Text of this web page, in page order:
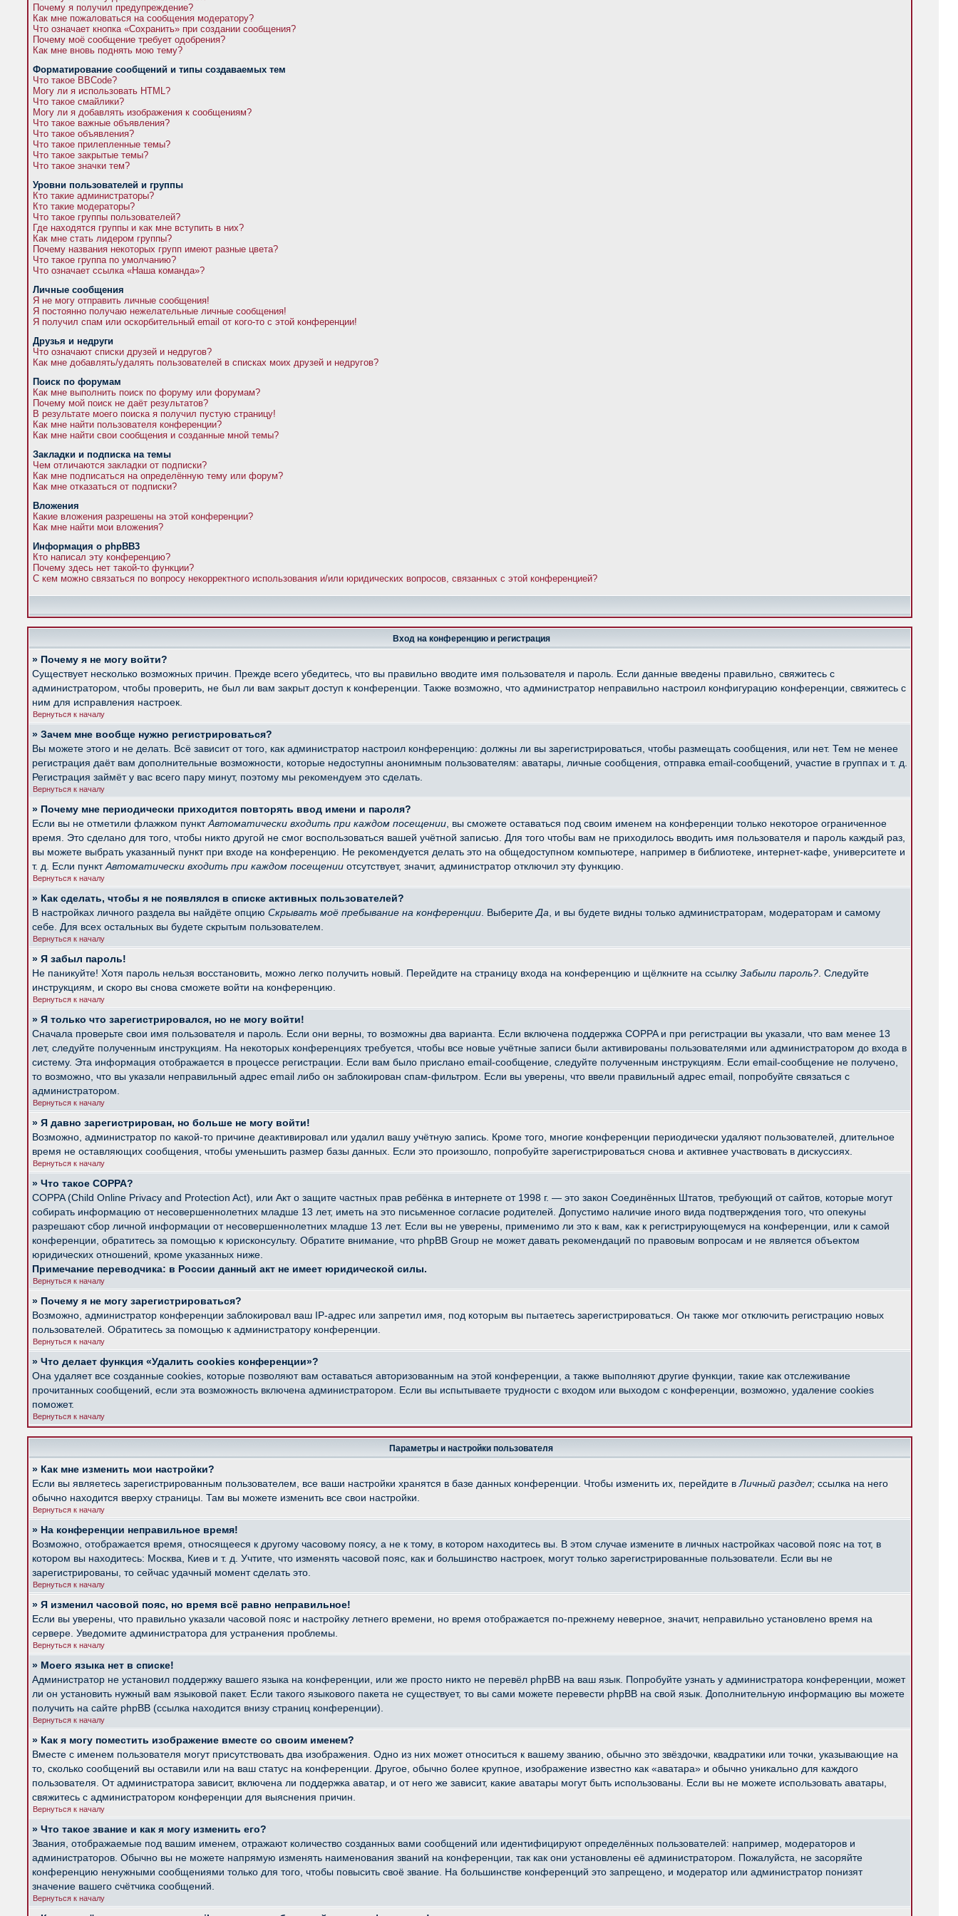
Почему я получил предупреждение?
Как мне пожаловаться на сообщения модератору?
Что означает кнопка «Сохранить» при создании сообщения?
Почему моё сообщение требует одобрения?
Как мне вновь поднять мою тему?
Форматирование сообщений и типы создаваемых тем
Что такое BBCode?
Могу ли я использовать HTML?
Что такое смайлики?
Могу ли я добавлять изображения к сообщениям?
Что такое важные объявления?
Что такое объявления?
Что такое прилепленные темы?
Что такое закрытые темы?
Что такое значки тем?
Уровни пользователей и группы
Кто такие администраторы?
Кто такие модераторы?
Что такое группы пользователей?
Где находятся группы и как мне вступить в них?
Как мне стать лидером группы?
Почему названия некоторых групп имеют разные цвета?
Что такое группа по умолчанию?
Что означает ссылка «Наша команда»?
Личные сообщения
Я не могу отправить личные сообщения!
Я постоянно получаю нежелательные личные сообщения!
Я получил спам или оскорбительный email от кого-то с этой конференции!
Друзья и недруги
Что означают списки друзей и недругов?
Как мне добавлять/удалять пользователей в списках моих друзей и недругов?
Поиск по форумам
Как мне выполнить поиск по форуму или форумам?
Почему мой поиск не даёт результатов?
В результате моего поиска я получил пустую страницу!
Как мне найти пользователя конференции?
Как мне найти свои сообщения и созданные мной темы?
Закладки и подписка на темы
Чем отличаются закладки от подписки?
Как мне подписаться на определённую тему или форум?
Как мне отказаться от подписки?
Вложения
Какие вложения разрешены на этой конференции?
Как мне найти мои вложения?
Информация о phpBB3
Кто написал эту конференцию?
Почему здесь нет такой-то функции?
С кем можно связаться по вопросу некорректного использования и/или юридических вопросов, связанных с этой конференцией?
Вход на конференцию и регистрация
» Почему я не могу войти?
Существует несколько возможных причин. Прежде всего убедитесь, что вы правильно вводите имя пользователя и пароль. Если данные введены правильно, свяжитесь с
администратором, чтобы проверить, не был ли вам закрыт доступ к конференции. Также возможно, что администратор неправильно настроил конфигурацию конференции, свяжитесь с
ним для исправления настроек.
Вернуться к началу
» Зачем мне вообще нужно регистрироваться?
Вы можете этого и не делать. Всё зависит от того, как администратор настроил конференцию: должны ли вы зарегистрироваться, чтобы размещать сообщения, или нет. Тем не менее
регистрация даёт вам дополнительные возможности, которые недоступны анонимным пользователям: аватары, личные сообщения, отправка email-сообщений, участие в группах и т. д.
Регистрация займёт у вас всего пару минут, поэтому мы рекомендуем это сделать.
Вернуться к началу
» Почему мне периодически приходится повторять ввод имени и пароля?
Если вы не отметили флажком пунктАвтоматически входить при каждом посещении , вы сможете оставаться под своим именем на конференции только некоторое ограниченное
время. Это сделано для того, чтобы никто другой не смог воспользоваться вашей учётной записью. Для того чтобы вам не приходилось вводить имя пользователя и пароль каждый раз,
вы можете выбрать указанный пункт при входе на конференцию. Не рекомендуется делать это на общедоступном компьютере, например в библиотеке, интернет-кафе, университете и
т. д. Если пунктАвтоматически входить при каждом посещении отсутствует, значит, администратор отключил эту функцию.
Вернуться к началу
» Как сделать, чтобы я не появлялся в списке активных пользователей?
В настройках личного раздела вы найдёте опцию Скрывать моё пребывание на конференции . Выберите Да , и вы будете видны только администраторам, модераторам и самому
себе. Для всех остальных вы будете скрытым пользователем.
Вернуться к началу
» Я забыл пароль!
Не паникуйте! Хотя пароль нельзя восстановить, можно легко получить новый. Перейдите на страницу входа на конференцию и щёлкните на ссылку Забыли пароль? . Следуйте
инструкциям, и скоро вы снова сможете войти на конференцию.
Вернуться к началу
» Я только что зарегистрировался, но не могу войти!
Сначала проверьте свои имя пользователя и пароль. Если они верны, то возможны два варианта. Если включена поддержка COPPA и при регистрации вы указали, что вам менее 13
лет, следуйте полученным инструкциям. На некоторых конференциях требуется, чтобы все новые учётные записи были активированы пользователями или администратором до входа в
систему. Эта информация отображается в процессе регистрации. Если вам было прислано email-сообщение, следуйте полученным инструкциям. Если email-сообщение не получено,
то возможно, что вы указали неправильный адрес email либо он заблокирован спам-фильтром. Если вы уверены, что ввели правильный адрес email, попробуйте связаться с
администратором.
Вернуться к началу
» Я давно зарегистрирован, но больше не могу войти!
Возможно, администратор по какой-то причине деактивировал или удалил вашу учётную запись. Кроме того, многие конференции периодически удаляют пользователей, длительное
время не оставляющих сообщения, чтобы уменьшить размер базы данных. Если это произошло, попробуйте зарегистрироваться снова и активнее участвовать в дискуссиях.
Вернуться к началу
» Что такое COPPA?
COPPA (Child Online Privacy and Protection Act), или Акт о защите частных прав ребёнка в интернете от 1998 г. — это закон Соединённых Штатов, требующий от сайтов, которые могут
собирать информацию от несовершеннолетних младше 13 лет, иметь на это письменное согласие родителей. Допустимо наличие иного вида подтверждения того, что опекуны
разрешают сбор личной информации от несовершеннолетних младше 13 лет. Если вы не уверены, применимо ли это к вам, как к регистрирующемуся на конференции, или к самой
конференции, обратитесь за помощью к юрисконсульту. Обратите внимание, что phpBB Group не может давать рекомендаций по правовым вопросам и не является объектом
юридических отношений, кроме указанных ниже.
Примечание переводчика: в России данный акт не имеет юридической силы.
Вернуться к началу
» Почему я не могу зарегистрироваться?
Возможно, администратор конференции заблокировал ваш IP-адрес или запретил имя, под которым вы пытаетесь зарегистрироваться. Он также мог отключить регистрацию новых
пользователей. Обратитесь за помощью к администратору конференции.
Вернуться к началу
» Что делает функция «Удалить cookies конференции»?
Она удаляет все созданные cookies, которые позволяют вам оставаться авторизованным на этой конференции, а также выполняют другие функции, такие как отслеживание
прочитанных сообщений, если эта возможность включена администратором. Если вы испытываете трудности с входом или выходом с конференции, возможно, удаление cookies
поможет.
Вернуться к началу
Параметры и настройки пользователя
» Как мне изменить мои настройки?
Если вы являетесь зарегистрированным пользователем, все ваши настройки хранятся в базе данных конференции. Чтобы изменить их, перейдите в Личный раздел; ссылка на него
обычно находится вверху страницы. Там вы можете изменить все свои настройки.
Вернуться к началу
» На конференции неправильное время!
Возможно, отображается время, относящееся к другому часовому поясу, а не к тому, в котором находитесь вы. В этом случае измените в личных настройках часовой пояс на тот, в
котором вы находитесь: Москва, Киев и т. д. Учтите, что изменять часовой пояс, как и большинство настроек, могут только зарегистрированные пользователи. Если вы не
зарегистрированы, то сейчас удачный момент сделать это.
Вернуться к началу
» Я изменил часовой пояс, но время всё равно неправильное!
Если вы уверены, что правильно указали часовой пояс и настройку летнего времени, но время отображается по-прежнему неверное, значит, неправильно установлено время на
сервере. Уведомите администратора для устранения проблемы.
Вернуться к началу
» Моего языка нет в списке!
Администратор не установил поддержку вашего языка на конференции, или же просто никто не перевёл phpBB на ваш язык. Попробуйте узнать у администратора конференции, может
ли он установить нужный вам языковой пакет. Если такого языкового пакета не существует, то вы сами можете перевести phpBB на свой язык. Дополнительную информацию вы можете
получить на сайте phpBB (ссылка находится внизу страниц конференции).
Вернуться к началу
» Как я могу поместить изображение вместе со своим именем?
Вместе с именем пользователя могут присутствовать два изображения. Одно из них может относиться к вашему званию, обычно это звёздочки, квадратики или точки, указывающие на
то, сколько сообщений вы оставили или на ваш статус на конференции. Другое, обычно более крупное, изображение известно как «аватара» и обычно уникально для каждого
пользователя. От администратора зависит, включена ли поддержка аватар, и от него же зависит, какие аватары могут быть использованы. Если вы не можете использовать аватары,
свяжитесь с администратором конференции для выяснения причин.
Вернуться к началу
» Что такое звание и как я могу изменить его?
Звания, отображаемые под вашим именем, отражают количество созданных вами сообщений или идентифицируют определённых пользователей: например, модераторов и
администраторов. Обычно вы не можете напрямую изменять наименования званий на конференции, так как они установлены её администратором. Пожалуйста, не засоряйте
конференцию ненужными сообщениями только для того, чтобы повысить своё звание. На большинстве конференций это запрещено, и модератор или администратор понизят
значение вашего счётчика сообщений.
Вернуться к началу